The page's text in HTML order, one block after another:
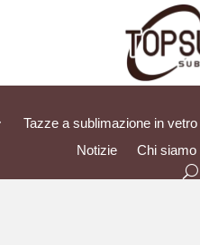
Tazze a sublimazione in vetro
Notizie
Chi siamo